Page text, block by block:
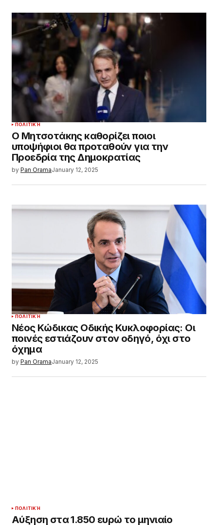
ΠΟΛΙΤΙΚΉ
Ο Μητσοτάκης καθορίζει ποιοι
υποψήφιοι θα προταθούν για την
Προεδρία της Δημοκρατίας
by Pan OramaJanuary 12, 2025
ΠΟΛΙΤΙΚΉ
Νέος Κώδικας Οδικής Κυκλοφορίας: Οι
ποινές εστιάζουν στον οδηγό, όχι στο
όχημα
by Pan OramaJanuary 12, 2025
ΠΟΛΙΤΙΚΉ
Αύξηση στα 1.850 ευρώ το μηνιαίο